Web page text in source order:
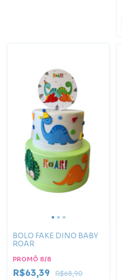
BOLO FAKE DINO BABY
ROAR
PROMÔ 8/8
R$63,39 R$68,90